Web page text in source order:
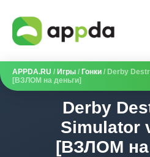
APPDA.RU / Игры / Гонки / Derby
[ВЗЛОМ на деньги]
Derby
Simulator
[ВЗЛОМ на